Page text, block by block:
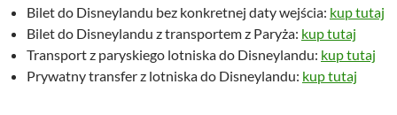
Bilet do Disneylandu bez konkretnej daty wejścia: kup tutaj
Bilet do Disneylandu z transportem z Paryża: kup tutaj
Transport z paryskiego lotniska do Disneylandu: kup tutaj
Prywatny transfer z lotniska do Disneylandu: kup tutaj